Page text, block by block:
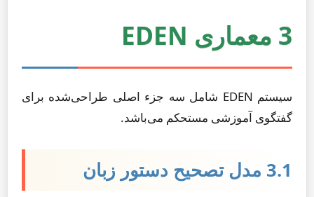
3 معماری EDEN
سیستم EDEN شامل سه جزء اصلی طراحی‌شده برای
گفتگوی آموزشی مستحکم می‌باشد.
3.1 مدل تصحیح دستور زبان